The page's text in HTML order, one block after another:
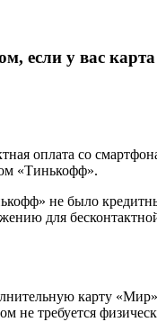
если у вас
оплата со
«Тинькофф».
не было
для
карту
не требуется